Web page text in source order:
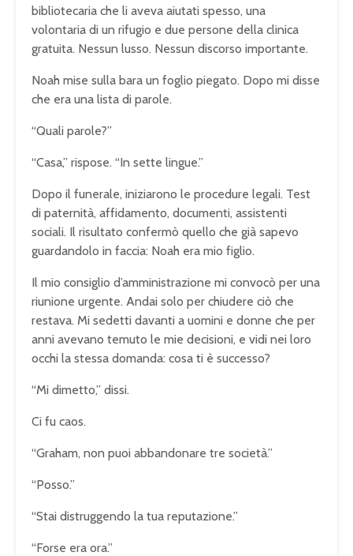
bibliotecaria che li aveva aiutati spesso, una
volontaria di un rifugio e due persone della clinica
gratuita. Nessun lusso. Nessun discorso importante.
Noah mise sulla bara un foglio piegato. Dopo mi disse
che era una lista di parole.
“Quali parole?”
“Casa,” rispose. “In sette lingue.”
Dopo il funerale, iniziarono le procedure legali. Test
di paternità, affidamento, documenti, assistenti
sociali. Il risultato confermò quello che già sapevo
guardandolo in faccia: Noah era mio figlio.
Il mio consiglio d’amministrazione mi convocò per una
riunione urgente. Andai solo per chiudere ciò che
restava. Mi sedetti davanti a uomini e donne che per
anni avevano temuto le mie decisioni, e vidi nei loro
occhi la stessa domanda: cosa ti è successo?
“Mi dimetto,” dissi.
Ci fu caos.
“Graham, non puoi abbandonare tre società.”
“Posso.”
“Stai distruggendo la tua reputazione.”
“Forse era ora.”